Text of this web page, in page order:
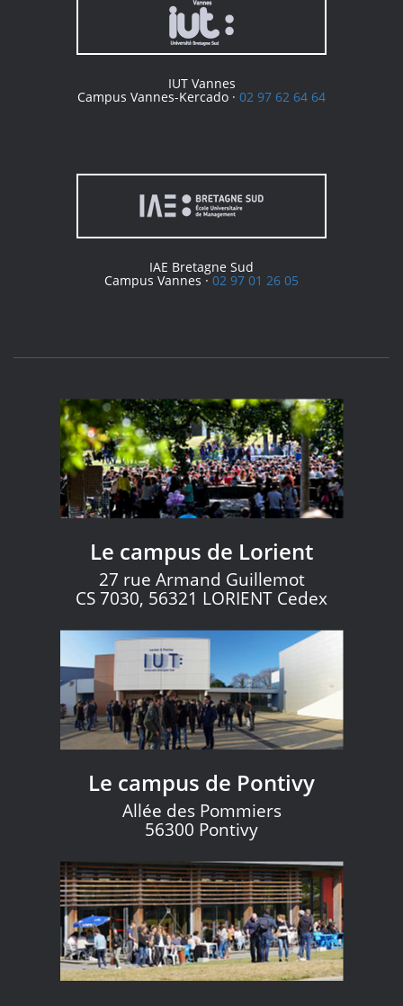
IUT Vannes
Campus Vannes-Kercado · 02 97 62 64 64
IAE Bretagne Sud
Campus Vannes · 02 97 01 26 05
Le campus de Lorient
27 rue Armand Guillemot
CS 7030, 56321 LORIENT Cedex
Le campus de Pontivy
Allée des Pommiers
56300 Pontivy